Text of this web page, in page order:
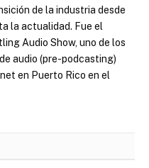
de la industria desde
la actualidad. Fue el
Audio Show, uno de los
audio (pre-podcasting)
en Puerto Rico en el